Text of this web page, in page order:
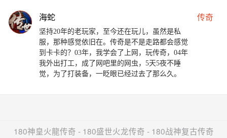
海蛇 传奇
坚持20年的老玩家，至今还在玩儿，虽然是私
服，那种感觉依旧在。传奇是不是走路都会感觉
到卡卡的？03年，我学会了上网，玩传奇，04年
我外出打工，成了网吧里的网虫，5天5夜不睡
觉，为了打装备，一眨眼已经过去了那么久。
180神皇火龍传奇 - 180盛世火龙传奇 - 180战神复古传奇